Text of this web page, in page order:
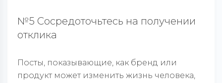
№5 Сосредоточьтесь на получении
отклика
Посты, показывающие, как бренд или
продукт может изменить жизнь человека,